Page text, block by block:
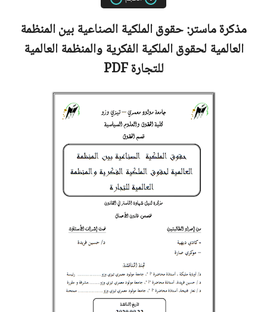
مذكرة ماستر:حقوق الملكية الصناعية بين المنظمة
العالمية لحقوق الملكية الفكرية والمنظمة العالمية
للتجارةPDF